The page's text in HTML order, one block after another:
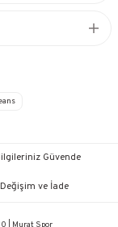
Güvende
ve İade